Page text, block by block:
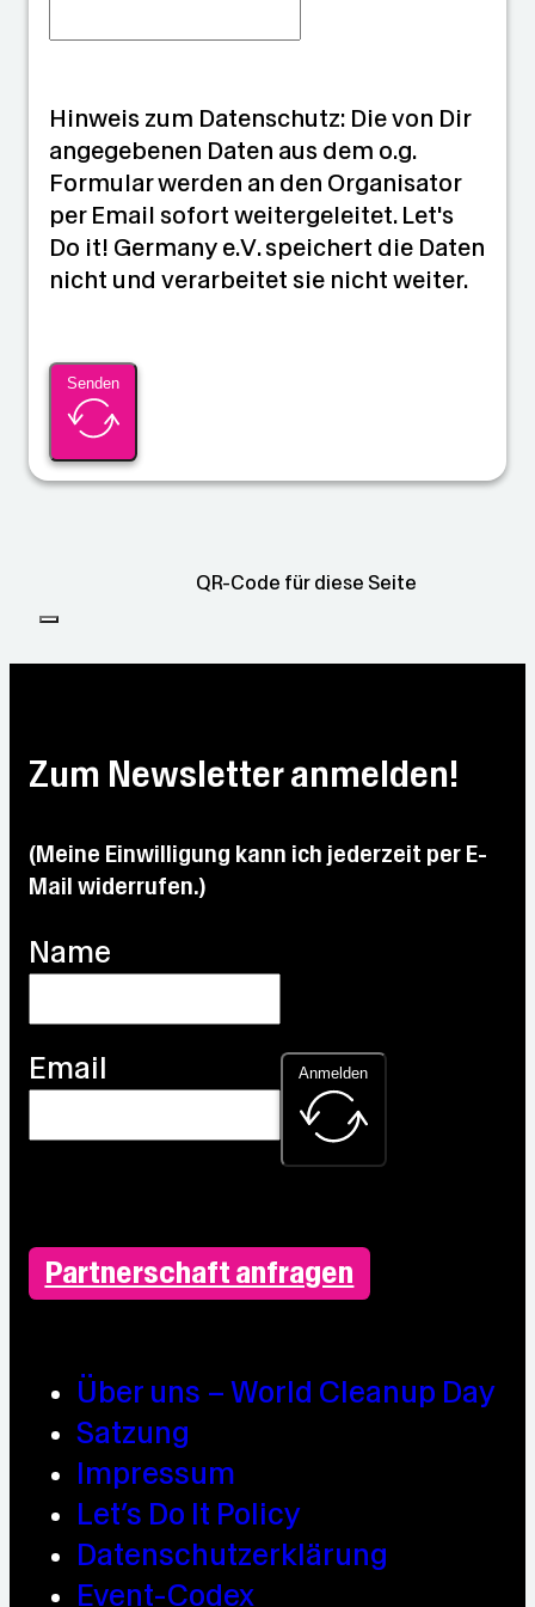
Hinweis zum Datenschutz: Die von Dir
angegebenen Daten aus dem o.g.
Formular werden an den Organisator
per Email sofort weitergeleitet. Let's
Do it! Germany e.V. speichert die Daten
nicht und verarbeitet sie nicht weiter.
Senden
QR-Code für diese Seite
Partnerschaft anfragen
Über uns – World Cleanup Day
Satzung
Impressum
Let’s Do It Policy
Datenschutzerklärung
Event-Codex
Zum Newsletter anmelden!
(Meine Einwilligung kann ich jederzeit per E-
Mail widerrufen.)
Name
Email Anmelden